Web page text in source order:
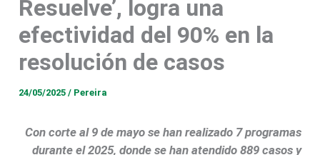
Resuelve’, logra una
efectividad del 90% en la
resolución de casos
24/05/2025/ Pereira
Con corte al 9 de mayo se han realizado 7 programas
durante el 2025, donde se han atendido 889 casos y